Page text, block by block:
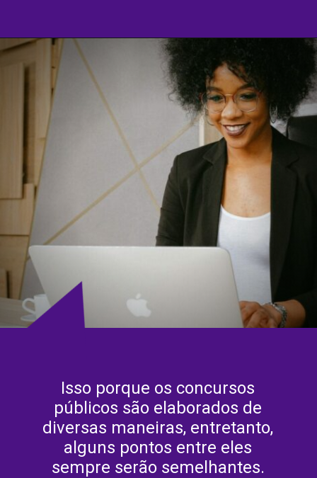
Isso porque os concursos
públicos são elaborados de
diversas maneiras, entretanto,
alguns pontos entre eles
sempre serão semelhantes.